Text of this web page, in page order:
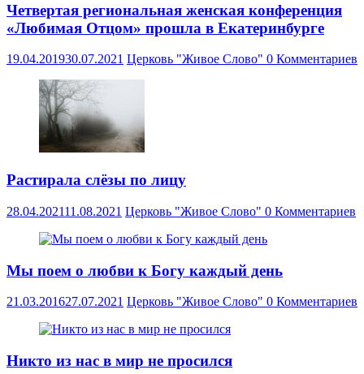
Четвертая региональная женская конференция
«Любимая Отцом» прошла в Екатеринбурге
19.04.201930.07.2021 Церковь "Живое Слово" 0 Комментариев
Растирала слёзы по лицу
28.04.202111.08.2021 Церковь "Живое Слово" 0 Комментариев
Мы поем о любви к Богу каждый день
21.03.201627.07.2021 Церковь "Живое Слово" 0 Комментариев
Никто из нас в мир не просился